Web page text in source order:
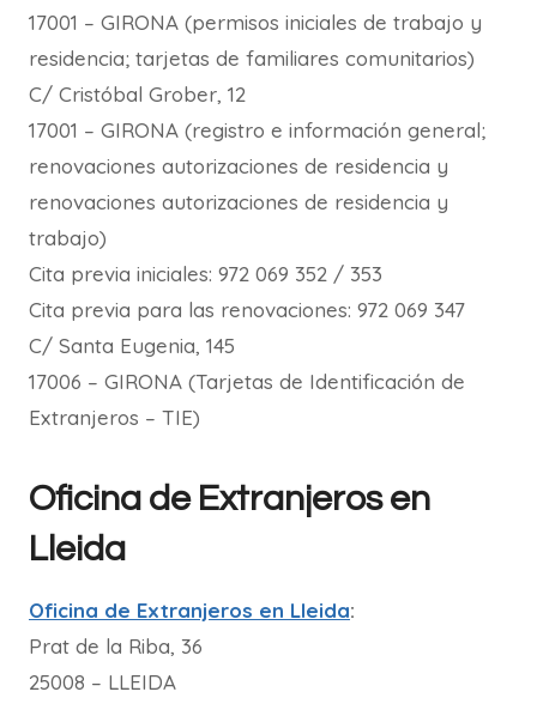
17001 – GIRONA (permisos iniciales de trabajo y
residencia; tarjetas de familiares comunitarios)
C/ Cristóbal Grober, 12
17001 – GIRONA (registro e información general;
renovaciones autorizaciones de residencia y
renovaciones autorizaciones de residencia y
trabajo)
Cita previa iniciales: 972 069 352 / 353
Cita previa para las renovaciones: 972 069 347
C/ Santa Eugenia, 145
17006 – GIRONA (Tarjetas de Identificación de
Extranjeros – TIE)
Oficina de Extranjeros en
Lleida
Oficina de Extranjeros en Lleida:
Prat de la Riba, 36
25008 – LLEIDA